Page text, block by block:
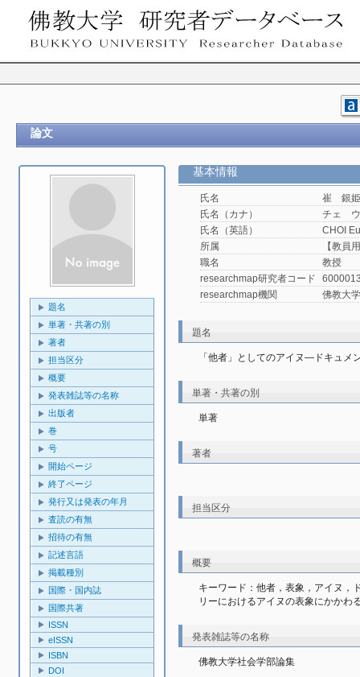
論文
題名
単著・共著の別
著者
担当区分
概要
発表雑誌等の名称
出版者
巻
号
開始ページ
終了ページ
発行又は発表の年月
査読の有無
招待の有無
記述言語
掲載種別
国際・国内誌
国際共著
ISSN
eISSN
ISBN
DOI
基本情報
氏名
崔 銀姫
氏名（カナ）
チェ
氏名（英語）
CHOI
所属
【教員
職名
教授
researchmap研究者コード
researchmap機関
佛教大学
題名
「他者」としてのアイヌ―ドキュ
単著・共著の別
単著
著者
担当区分
概要
キーワード：他者，表象，アイヌ
リーにおけるアイヌの表象にかかわ
発表雑誌等の名称
佛教大学社会学部論集